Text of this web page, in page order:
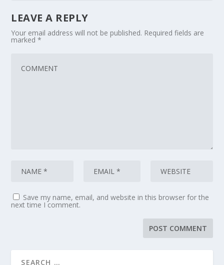
LEAVE A REPLY
Your email address will not be published. Required fields are
marked*
Save my name, email, and website in this browser for the
next time I comment.